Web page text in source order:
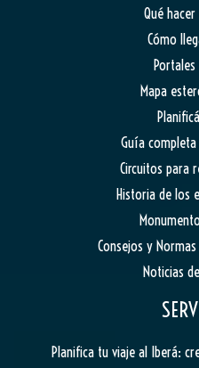
Qué
Cómo
Mapa
Guía
Circuitos para
Historia de los
Consejos y
Noticias
Planifica tu viaje al Iberá: